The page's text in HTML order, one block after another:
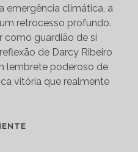
emergência climática, a
retrocesso profundo.
como guardião de si
de Darcy Ribeiro
lembrete poderoso de
vitória que realmente